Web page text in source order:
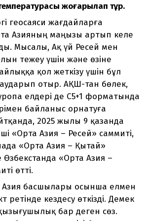
жоғарылап тұр.
геосаяси жағдайларға
Азияның маңызы артып келе
Мысалы, Ақ үй Ресей мен
тежеу үшін және өзіне
қол жеткізу үшін бұл
отыр. АҚШ-тан бөлек,
елдері де C5+1 форматында
байланыс орнатуға
2025 жылы 9 қазанда
«Орта Азия – Ресей» саммиті,
«Орта Азия – Қытай»
Өзбекстанда «Орта Азия –
өтті.
Азия басшылары осынша елмен
ретінде кездесу өткізді. Демек
бар деген сөз.